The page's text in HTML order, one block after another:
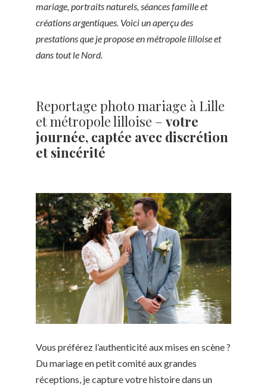
mariage, portraits naturels, séances famille et
créations argentiques. Voici un aperçu des
prestations que je propose en métropole lilloise et
dans tout le Nord.
Reportage photo mariage à Lille
et métropole lilloise – votre
journée, captée avec discrétion
et sincérité
Vous préférez l’authenticité aux mises en scène ?
Du mariage en petit comité aux grandes
réceptions, je capture votre histoire dans un